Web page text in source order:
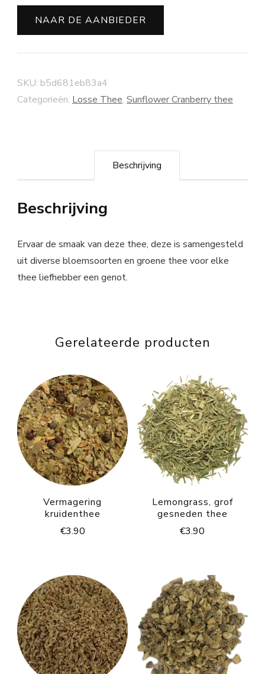
NAAR DE AANBIEDER
SKU: b5d681eb83a4
Categorieën: Losse Thee, Sunflower Cranberry thee
Beschrijving
Beschrijving
Ervaar de smaak van deze thee, deze is samengesteld
uit diverse bloemsoorten en groene thee voor elke
thee liefhebber een genot.
Gerelateerde producten
Vermagering
kruidenthee
€3.90
Lemongrass, grof
gesneden thee
€3.90